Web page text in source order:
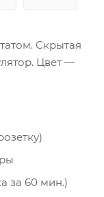
Скрытая
Цвет —
за 60 мин.)